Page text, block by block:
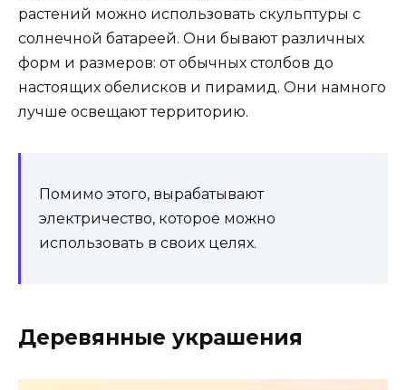
растений можно использовать скульптуры с
солнечной батареей. Они бывают различных
форм и размеров: от обычных столбов до
настоящих обелисков и пирамид. Они намного
лучше освещают территорию.
Помимо этого, вырабатывают
электричество, которое можно
использовать в своих целях.
Деревянные украшения